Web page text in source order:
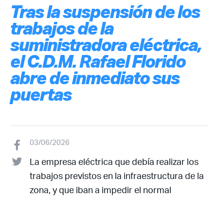
Tras la suspensión de los
trabajos de la
suministradora eléctrica,
el C.D.M. Rafael Florido
abre de inmediato sus
puertas
03/06/2026
La empresa eléctrica que debía realizar los
trabajos previstos en la infraestructura de la
zona, y que iban a impedir el normal